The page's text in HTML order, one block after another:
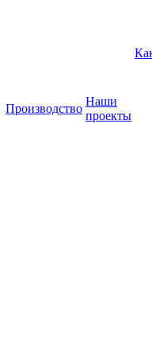
Производство
Наши
проекты